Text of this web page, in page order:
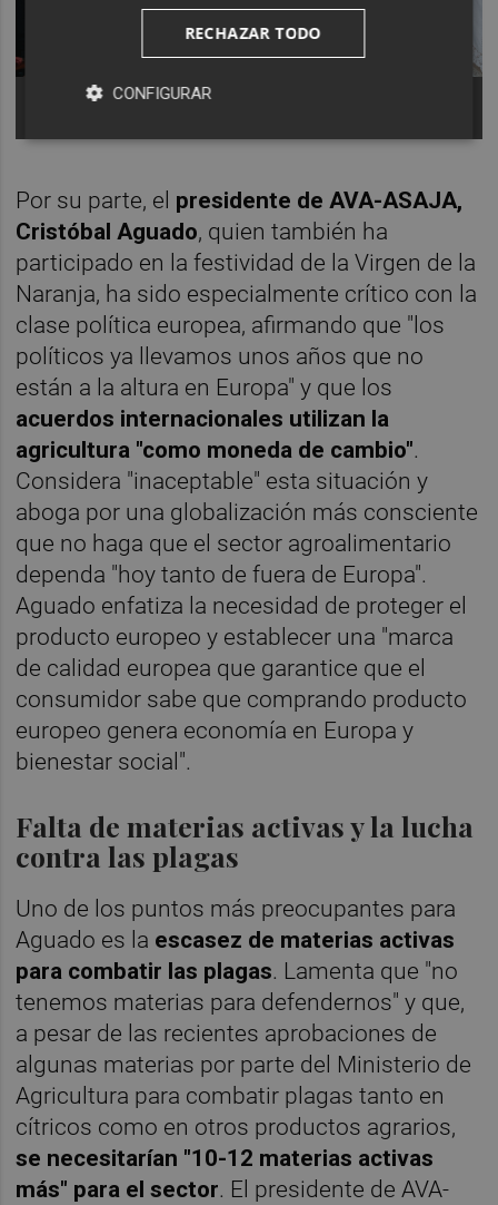
Representantes del sector citrícola y autoridades,
Por su parte, el presidente de AVA-ASAJA,
Cristóbal Aguado, quien también ha
participado en la festividad de la Virgen de la
Naranja, ha sido especialmente crítico con la
clase política europea, afirmando que "los
políticos ya llevamos unos años que no
están a la altura en Europa" y que los
acuerdos internacionales utilizan la
agricultura "como moneda de cambio".
Considera "inaceptable" esta situación y
aboga por una globalización más consciente
que no haga que el sector agroalimentario
dependa "hoy tanto de fuera de Europa".
Aguado enfatiza la necesidad de proteger el
producto europeo y establecer una "marca
de calidad europea que garantice que el
consumidor sabe que comprando producto
europeo genera economía en Europa y
bienestar social".
Falta de materias activas y la lucha
contra las plagas
Uno de los puntos más preocupantes para
Aguado es la escasez de materias activas
para combatir las plagas. Lamenta que "no
tenemos materias para defendernos" y que,
a pesar de las recientes aprobaciones de
algunas materias por parte del Ministerio de
Agricultura para combatir plagas tanto en
cítricos como en otros productos agrarios,
se necesitarían "10-12 materias activas
más" para el sector. El presidente de AVA-
RECHAZAR TODO
CONFIGURAR